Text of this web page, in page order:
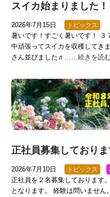
スイカ始まりました！
2026年7月15日 トピックス
暑いです！すごく暑いです！ ３
中頑張ってスイカを収穫してき
さん並びました♬……続きを読む
正社員募集しており
2026年7月10日 トピックス
正社員を２名募集しております
となります。 経験は問いません